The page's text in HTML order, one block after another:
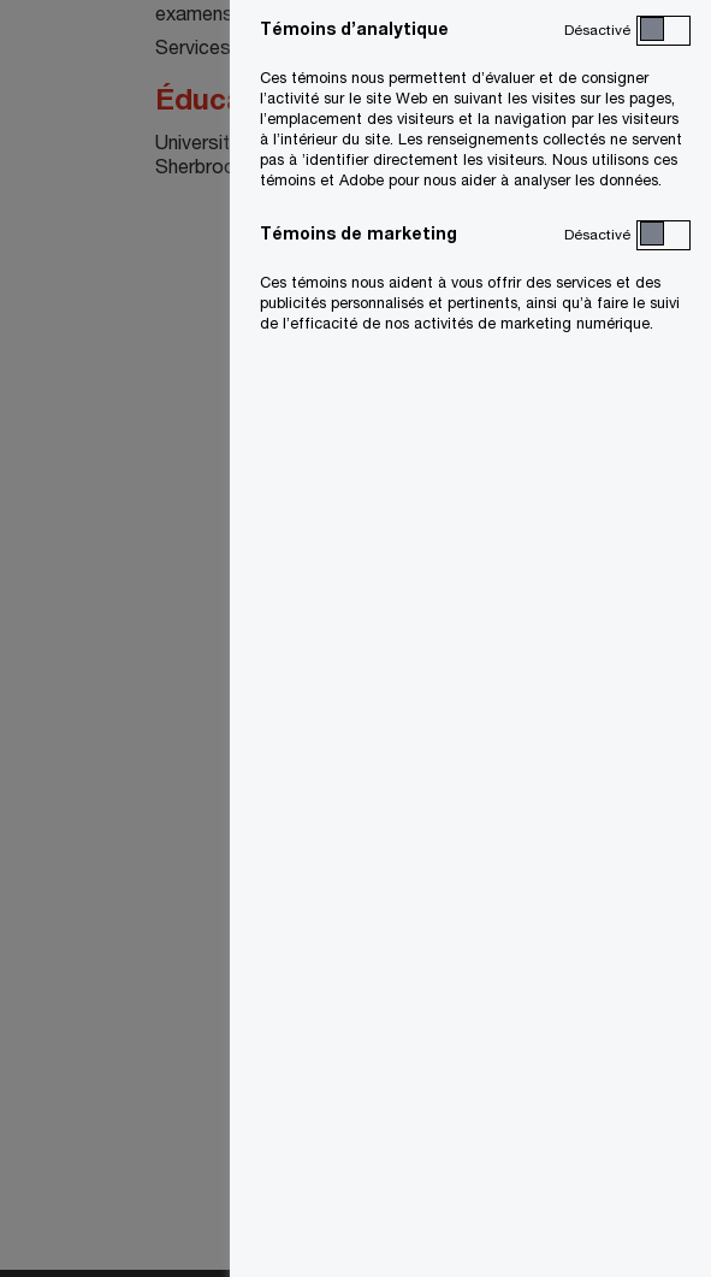
examens du contrôle interne
Services de soutien aux litiges
Éducation
Université Concordia<br /> Université de
Sherbrooke<br /> Université de York à Toronto
Témoins d’analytique Désactivé
Ces témoins nous permettent d’évaluer et de consigner
l’activité sur le site Web en suivant les visites sur les pages,
l’emplacement des visiteurs et la navigation par les visiteurs
à l’intérieur du site. Les renseignements collectés ne servent
pas à ’identifier directement les visiteurs. Nous utilisons ces
témoins et Adobe pour nous aider à analyser les données.
Témoins de marketing Désactivé
Ces témoins nous aident à vous offrir des services et des
publicités personnalisés et pertinents, ainsi qu’à faire le suivi
de l’efficacité de nos activités de marketing numérique.